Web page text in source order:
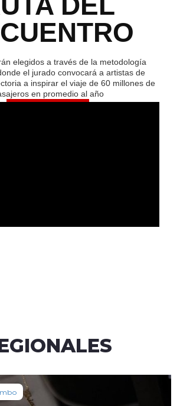
elegidos a través de la metodología
el jurado convocará a artistas de
a inspirar el viaje de 60 millones de
en promedio al año